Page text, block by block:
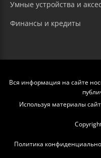
Умные устройства и
Финансы и кредиты
Вся информация на сайте
Используя материалы
Политика